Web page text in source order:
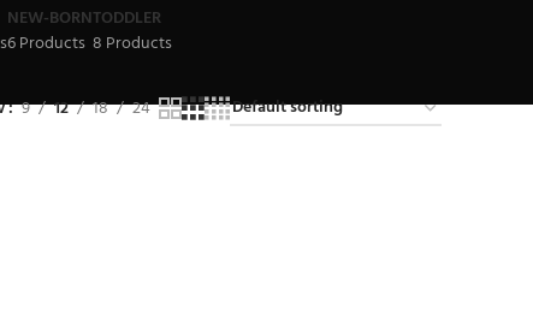
NEW-BORN
6 Products
TODDLER
8 Products
9 12 18 24